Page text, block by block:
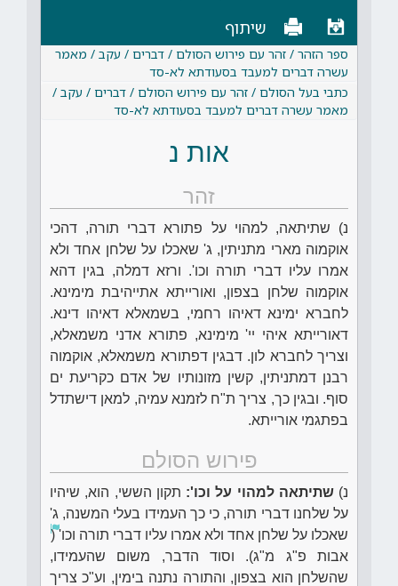
שיתוף
ספר הזהר / זהר עם פירוש הסולם / דברים / עקב / מאמר
עשרה דברים למעבד בסעודתא לא-סד
כתבי בעל הסולם / זהר עם פירוש הסולם / דברים / עקב /
מאמר עשרה דברים למעבד בסעודתא לא-סד
אות נ
זהר
נ) שתיתאה, למהוי על פתורא דברי תורה, דהכי
אוקמוה מארי מתניתין, ג' שאכלו על שלחן אחד ולא
אמרו עליו דברי תורה וכו'. ורזא דמלה, בגין דהא
אוקמוה שלחן בצפון, ואורייתא אתייהיבת מימינא.
לחברא ימינא דאיהו רחמי, בשמאלא דאיהו דינא.
דאורייתא איהי יי' מימינא, פתורא אדני משמאלא,
וצריך לחברא לון. דבגין דפתורא משמאלא, אוקמוה
רבנן דמתניתין, קשין מזונותיו של אדם כקריעת ים
סוף. ובגין כך, צריך ת"ח לזמנא עמיה, למאן דישתדל
בפתגמי אורייתא.
פירוש הסולם
נ)שתיתאה למהוי על וכו': תקון הששי, הוא, שיהיו
על שלחנו דברי תורה, כי כך העמידו בעלי המשנה, ג'
שאכלו על שלחן אחד ולא אמרו עליו דברי תורה וכו' (
אבות פ"ג מ"ג). וסוד הדבר, משום שהעמידו,
שהשלחן הוא בצפון, והתורה נתנה בימין, וע"כ צריך